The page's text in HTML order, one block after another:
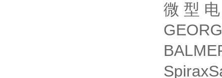
微型